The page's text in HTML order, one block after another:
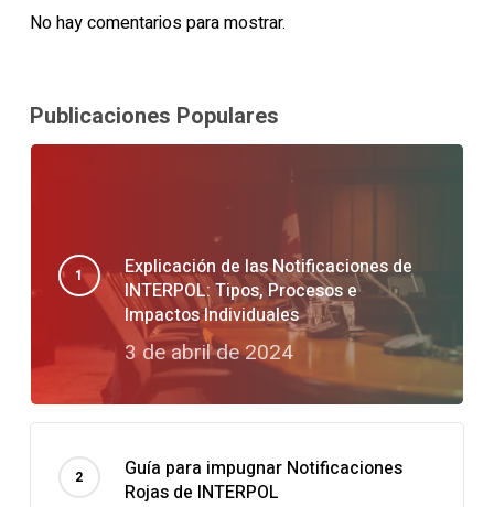
No hay comentarios para mostrar.
Publicaciones Populares
Explicación de las Notificaciones de
INTERPOL: Tipos, Procesos e
Impactos Individuales
3 de abril de 2024
Guía para impugnar Notificaciones
Rojas de INTERPOL